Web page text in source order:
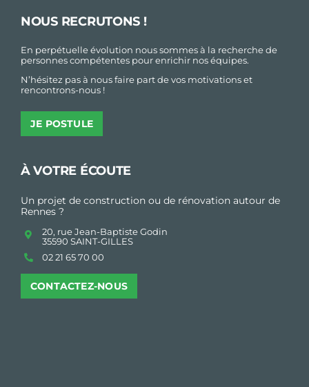
NOUS RECRUTONS !
En perpétuelle évolution nous sommes à la recherche de
personnes compétentes pour enrichir nos équipes.
N’hésitez pas à nous faire part de vos motivations et
rencontrons-nous !
JE POSTULE
À VOTRE ÉCOUTE
Un projet de construction ou de rénovation autour de
Rennes ?
20, rue Jean-Baptiste Godin
35590 SAINT-GILLES
02 21 65 70 00
CONTACTEZ-NOUS